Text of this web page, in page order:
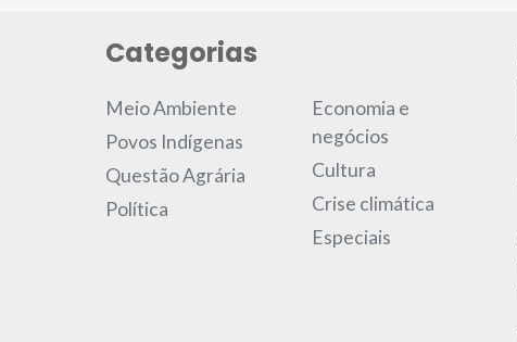
Categorias
Meio Ambiente
Povos Indígenas
Questão Agrária
Política
Economia e
negócios
Cultura
Crise climática
Especiais